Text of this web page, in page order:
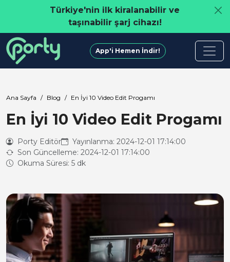
Türkiye'nin ilk kiralanabilir ve
taşınabilir şarj cihazı!
App'i Hemen İndir!
Ana Sayfa Blog En İyi 10 Video Edit Progamı
En İyi 10 Video Edit Progamı
Porty Editör
Yayınlanma: 2024-12-01 17:14:00
Son Güncelleme: 2024-12-01 17:14:00
Okuma Süresi: 5 dk